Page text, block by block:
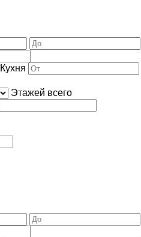
Кухня
Этажей всего